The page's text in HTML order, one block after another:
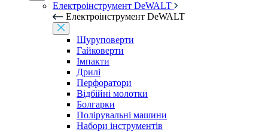
Електроінструмент DeWALT
Електроінструмент DeWALT
Шуруповерти
Гайковерти
Імпакти
Дрилі
Перфоратори
Відбійні молотки
Болгарки
Полірувальні машини
Набори інструментів